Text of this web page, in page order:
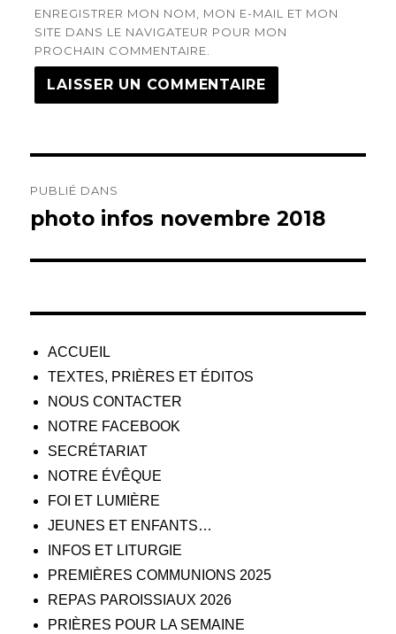
ENREGISTRER MON NOM, MON E-MAIL ET MON
SITE DANS LE NAVIGATEUR POUR MON
PROCHAIN COMMENTAIRE.
de
PUBLIÉ DANS
photo infos novembre 2018
ACCUEIL
TEXTES, PRIÈRES ET ÉDITOS
NOUS CONTACTER
NOTRE FACEBOOK
SECRÉTARIAT
NOTRE ÉVÊQUE
FOI ET LUMIÈRE
JEUNES ET ENFANTS…
INFOS ET LITURGIE
PREMIÈRES COMMUNIONS 2025
REPAS PAROISSIAUX 2026
PRIÈRES POUR LA SEMAINE